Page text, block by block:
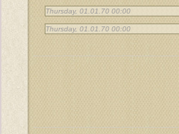
Thursday, 01.01.70 00:00
Thursday, 01.01.70 00:00